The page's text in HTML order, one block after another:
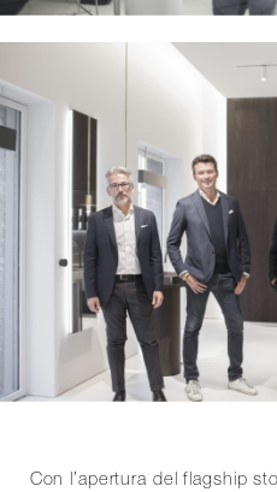
Con l’apertura del flagship